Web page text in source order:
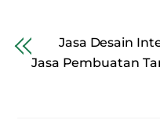
Jasa Desain
Jasa Pembuatan